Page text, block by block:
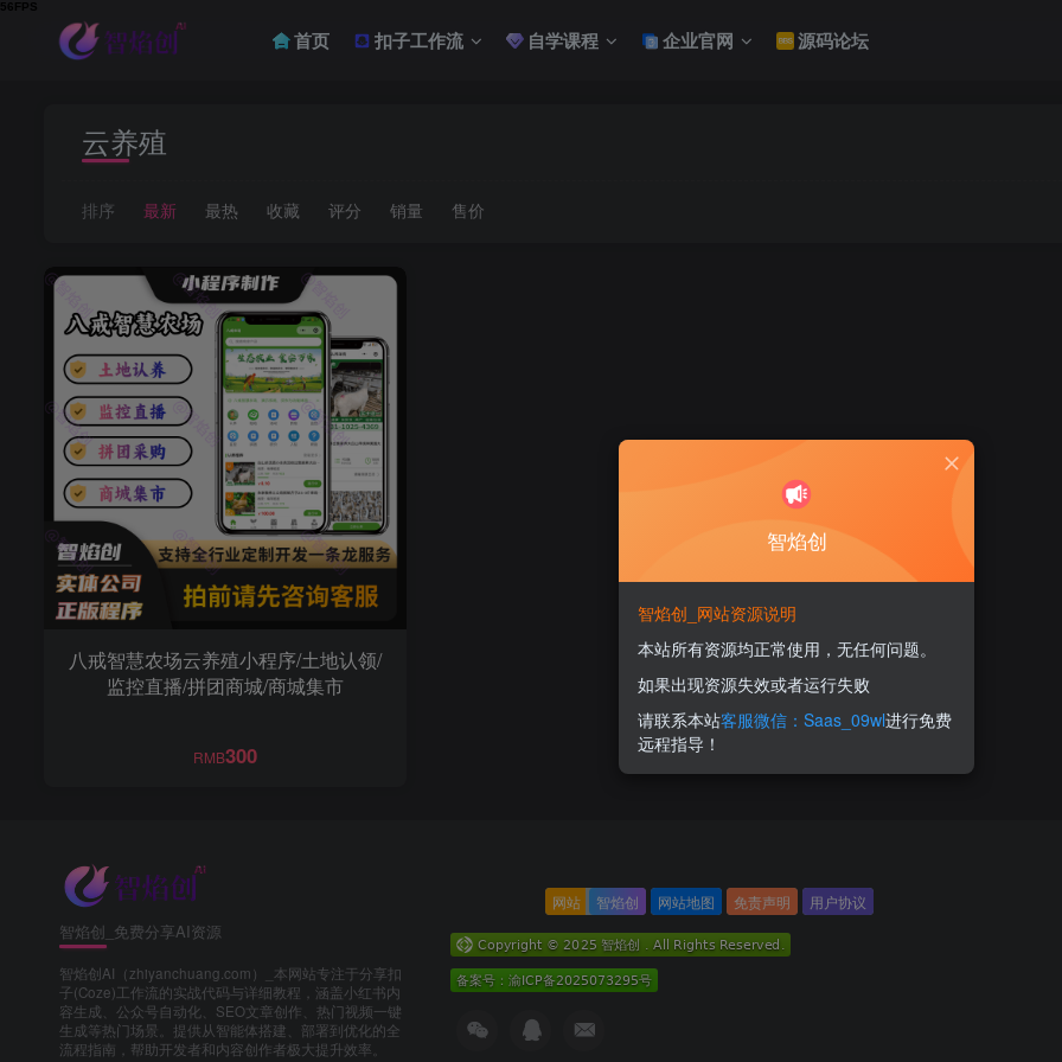
首页 扣子工作流 自学课程 企业官网 源码论坛
云养殖
排序 最新 最热 收藏 评分 销量 售价
八戒智慧农场云养殖小程序/土地认领/
监控直播/拼团商城/商城集市
RMB300
智焰创_免费分享AI资源
智焰创AI（zhiyanchuang.com）_本网站专注于分享扣
子(Coze)工作流的实战代码与详细教程，涵盖小红书内
容生成、公众号自动化、SEO文章创作、热门视频一键
生成等热门场景。提供从智能体搭建、部署到优化的全
流程指南，帮助开发者和内容创作者极大提升效率。
网站 智焰创 网站地图 免责声明 用户协议
智焰创
智焰创_网站资源说明
本站所有资源均正常使用，无任何问题。
如果出现资源失效或者运行失败
请联系本站客服微信：Saas_09wl进行免费
远程指导！